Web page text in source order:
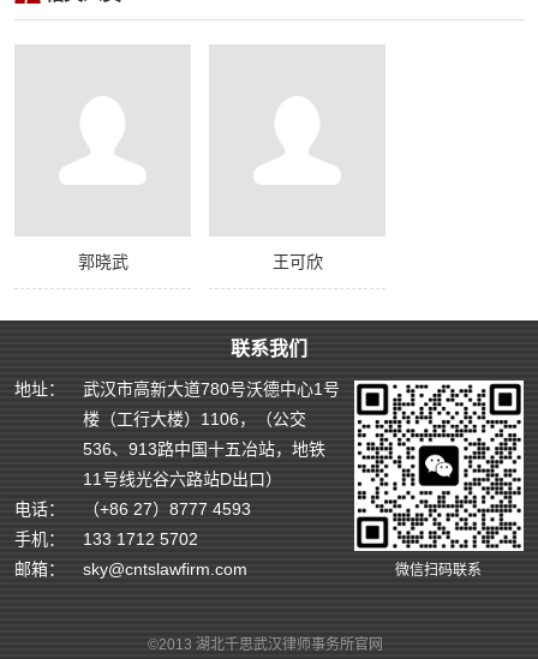
郭晓武 王可欣
联系我们
地址：
武汉市高新大道780号沃德中心1号
楼（工行大楼）1106，（公交
536、913路中国十五冶站，地铁
11号线光谷六路站D出口）
电话：
（+86 27）8777 4593
手机：
133 1712 5702
邮箱：
sky@cntslawfirm.com 微信扫码联系
©2013 湖北千思武汉律师事务所官网